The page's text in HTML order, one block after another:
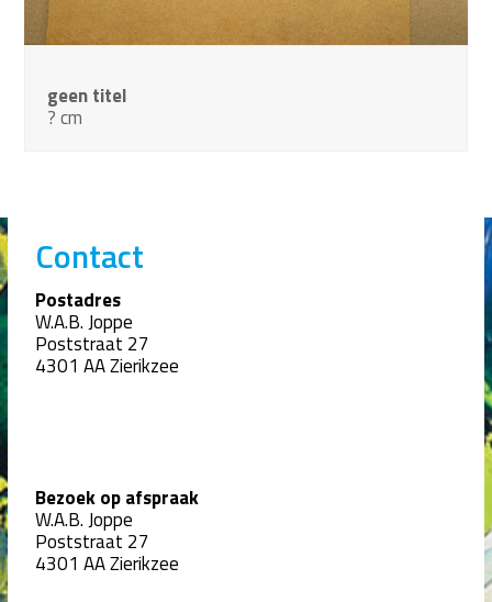
geen titel
? cm
Contact
Postadres
W.A.B. Joppe
Poststraat 27
4301 AA Zierikzee
Bezoek op afspraak
W.A.B. Joppe
Poststraat 27
4301 AA Zierikzee